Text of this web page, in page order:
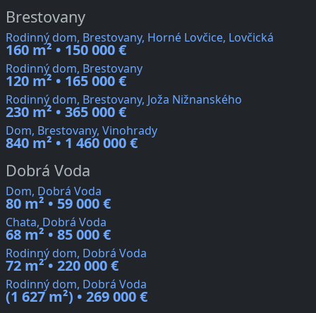
Brestovany
Rodinný dom, Brestovany, Horné Lovčice, Lovčická
160 m² • 150 000 €
Rodinný dom, Brestovany
120 m² • 165 000 €
Rodinný dom, Brestovany, Joža Nižnanského
230 m² • 365 000 €
Dom, Brestovany, Vinohrady
840 m² • 1 460 000 €
Dobrá Voda
Dom, Dobrá Voda
80 m² • 59 000 €
Chata, Dobrá Voda
68 m² • 85 000 €
Rodinný dom, Dobrá Voda
72 m² • 220 000 €
Rodinný dom, Dobrá Voda
(1 627 m²) • 269 000 €